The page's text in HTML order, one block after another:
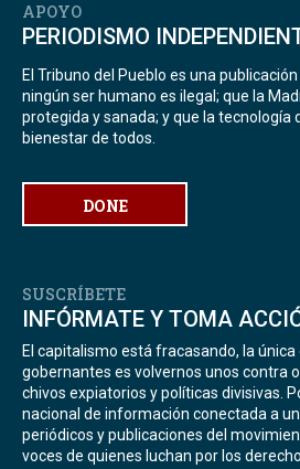
APOYO
PERIODISMO
El Tribuno del Pueblo es una
ningún ser humano es ilegal; que la
protegida y sanada; y que la tecnología
bienestar de todos.
DONE
SUSCRÍBETE
INFÓRMATE Y TOMA
El capitalismo está fracasando, la
gobernantes es volvernos unos contra
chivos expiatorios y políticas divisivas.
nacional de información conectada a
periódicos y publicaciones del
voces de quienes luchan por los